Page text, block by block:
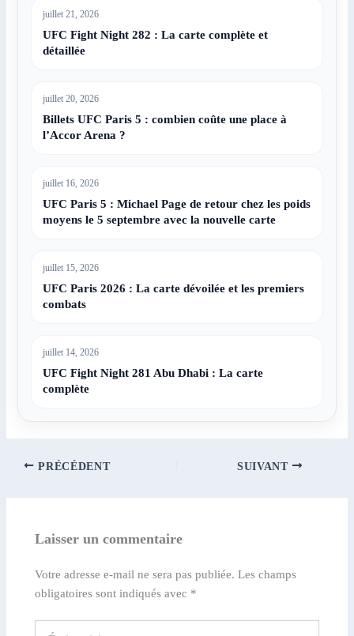
juillet 21, 2026
UFC Fight Night 282 : La carte complète et
détaillée
juillet 20, 2026
Billets UFC Paris 5 : combien coûte une place à
l’Accor Arena ?
juillet 16, 2026
UFC Paris 5 : Michael Page de retour chez les poids
moyens le 5 septembre avec la nouvelle carte
juillet 15, 2026
UFC Paris 2026 : La carte dévoilée et les premiers
combats
juillet 14, 2026
UFC Fight Night 281 Abu Dhabi : La carte
complète
PRÉCÉDENT SUIVANT
Laisser un commentaire
Votre adresse e-mail ne sera pas publiée. Les champs
obligatoires sont indiqués avec *